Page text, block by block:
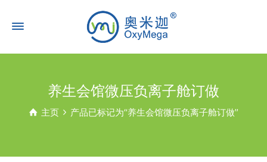
养生会馆微压负离子舱订做
主页 产品已标记为“养生会馆微压负离子舱订做”